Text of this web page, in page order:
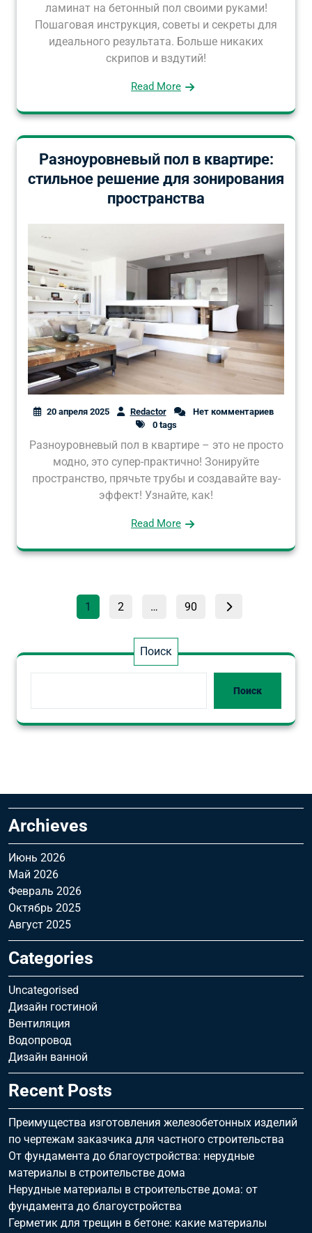
ламинат на бетонный пол своими руками!
Пошаговая инструкция, советы и секреты для
идеального результата. Больше никаких
скрипов и вздутий!
Read More
Разноуровневый пол в квартире:
стильное решение для зонирования
пространства
20 апреля 2025 Redactor
Нет комментариев
0 tags
Разноуровневый пол в квартире – это не просто
модно, это супер-практично! Зонируйте
пространство, прячьте трубы и создавайте вау-
эффект! Узнайте, как!
Read More
Пагинация
Страница
1 Страница
2 … Страница
90
Поиск
Поиск
Archieves
Июнь 2026
Май 2026
Февраль 2026
Октябрь 2025
Август 2025
Categories
Uncategorised
Дизайн гостиной
Вентиляция
Водопровод
Дизайн ванной
Recent Posts
Преимущества изготовления железобетонных изделий
по чертежам заказчика для частного строительства
От фундамента до благоустройства: нерудные
материалы в строительстве дома
Нерудные материалы в строительстве дома: от
фундамента до благоустройства
Герметик для трещин в бетоне: какие материалы